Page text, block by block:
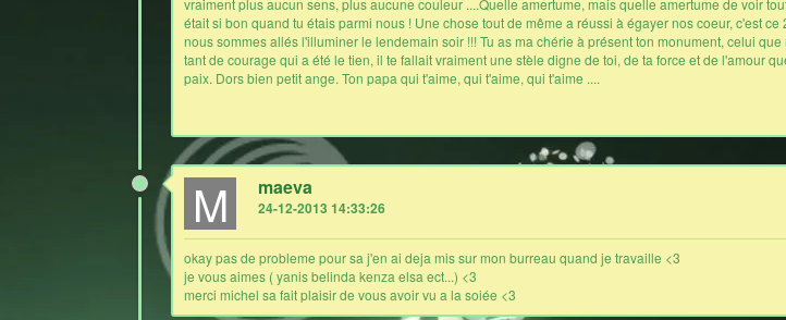
vraiment plus aucun sens, plus aucune couleur ....Quelle amertume, mais quelle amertume de voir
était si bon quand tu étais parmi nous ! Une chose tout de même a réussi à égayer nos coeur, c'est
nous sommes allés l'illuminer le lendemain soir !!! Tu as ma chérie à présent ton monument, celui
tant de courage qui a été le tien, il te fallait vraiment une stèle digne de toi, de ta force et de l'amour
paix. Dors bien petit ange. Ton papa qui t'aime, qui t'aime, qui t'aime ....
M maeva
24-12-2013 14:33:26
okay pas de probleme pour sa j'en ai deja mis sur mon burreau quand je travaille <3
je vous aimes ( yanis belinda kenza elsa ect...) <3
merci michel sa fait plaisir de vous avoir vu a la soiée <3